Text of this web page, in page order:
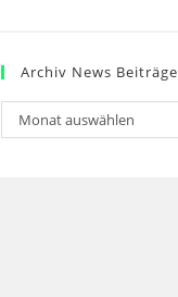
Archiv News Beiträge
Monat auswählen